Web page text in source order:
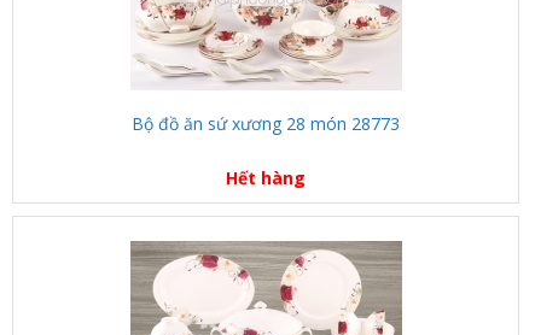
Bộ đồ ăn sứ xương 28 món 28773
Hết hàng